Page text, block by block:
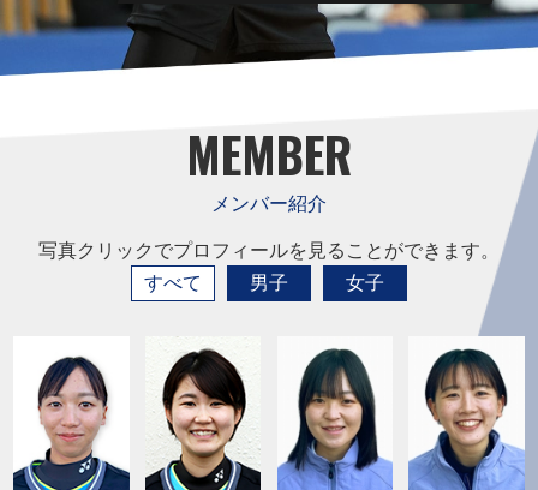
MEMBER
メンバー紹介
写真クリックでプロフィールを見ることができます。
女子
男子
すべて